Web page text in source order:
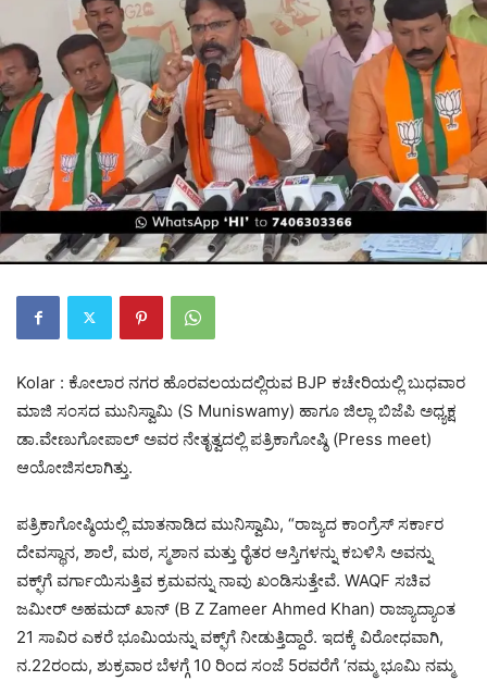
Kolar : ಕೋಲಾರ ನಗರ ಹೊರವಲಯದಲ್ಲಿರುವ BJP ಕಚೇರಿಯಲ್ಲಿ ಬುಧವಾರ
ಮಾಜಿ ಸಂಸದ ಮುನಿಸ್ವಾಮಿ (S Muniswamy) ಹಾಗೂ ಜಿಲ್ಲಾ ಬಿಜೆಪಿ ಅಧ್ಯಕ್ಷ
ಡಾ.ವೇಣುಗೋಪಾಲ್ ಅವರ ನೇತೃತ್ವದಲ್ಲಿ ಪತ್ರಿಕಾಗೋಷ್ಠಿ (Press meet)
ಆಯೋಜಿಸಲಾಗಿತ್ತು.
ಪತ್ರಿಕಾಗೋಷ್ಠಿಯಲ್ಲಿ ಮಾತನಾಡಿದ ಮುನಿಸ್ವಾಮಿ, “ರಾಜ್ಯದ ಕಾಂಗ್ರೆಸ್ ಸರ್ಕಾರ
ದೇವಸ್ಥಾನ, ಶಾಲೆ, ಮಠ, ಸ್ಮಶಾನ ಮತ್ತು ರೈತರ ಆಸ್ತಿಗಳನ್ನು ಕಬಳಿಸಿ ಅವನ್ನು
ವಕ್ಫ್‌ಗೆ ವರ್ಗಾಯಿಸುತ್ತಿವ ಕ್ರಮವನ್ನು ನಾವು ಖಂಡಿಸುತ್ತೇವೆ. WAQF ಸಚಿವ
ಜಮೀರ್ ಅಹಮದ್ ಖಾನ್ (B Z Zameer Ahmed Khan) ರಾಜ್ಯಾದ್ಯಾಂತ
21 ಸಾವಿರ ಎಕರೆ ಭೂಮಿಯನ್ನು ವಕ್ಫ್‌ಗೆ ನೀಡುತ್ತಿದ್ದಾರೆ. ಇದಕ್ಕೆ ವಿರೋಧವಾಗಿ,
ನ.22ರಂದು, ಶುಕ್ರವಾರ ಬೆಳಗ್ಗೆ 10 ರಿಂದ ಸಂಜೆ 5ರವರೆಗೆ ‘ನಮ್ಮ ಭೂಮಿ ನಮ್ಮ